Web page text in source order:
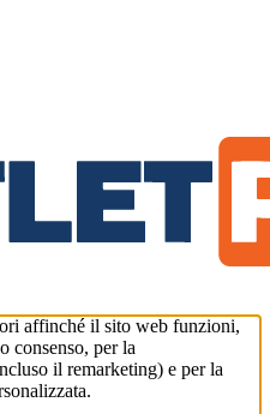
affinché il sito web funzioni,
consenso, per la
il remarketing) e per la